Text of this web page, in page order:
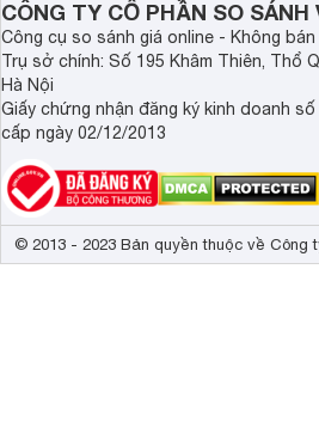
Dễ dàng tháo lắp chỉ sau 5
Máy ép trái cây thiết kế đơn
duy nhất. Một số bộ phận của
CÔNG TY CỔ PHẦN SO SÁNH
Công cụ so sánh giá online - Không bán
Trụ sở chính: Số 195 Khâm Thiên, Thổ
Hà Nội
Giấy chứng nhận đăng ký kinh doanh số
cấp ngày 02/12/2013
© 2013 - 2023 Bản quyền thuộc về Công